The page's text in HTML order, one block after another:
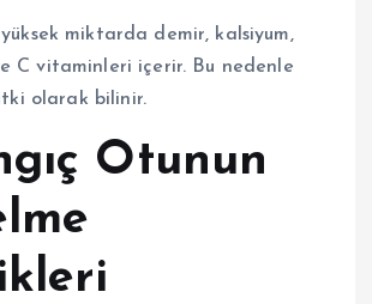
yüksek miktarda demir, kalsiyum,
C vitaminleri içerir. Bu nedenle
olarak bilinir.
Otunun